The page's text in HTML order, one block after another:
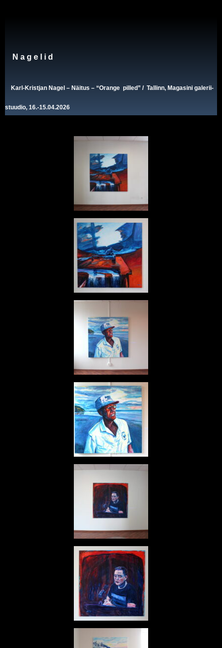
N a g e l i d
Karl-Kristjan Nagel – Näitus – “Orange pilled” / Tallinn, Magasini galerii-
stuudio, 16.-15.04.2026